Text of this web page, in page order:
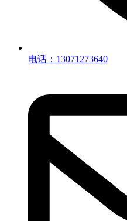
电话：13071273640